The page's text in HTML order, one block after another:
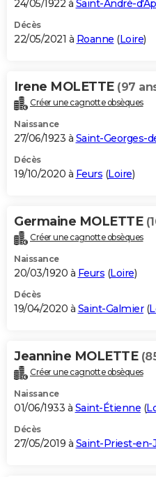
24/05/1922 à Saint-André-
Décès
22/05/2021 à Roanne (Loire)
Irene MOLETTE (97
Créer une cagnotte obsèques
Naissance
27/06/1923 à Saint-Georges-
Décès
19/10/2020 à Feurs (Loire)
Germaine MOLETTE
Créer une cagnotte obsèques
Naissance
20/03/1920 à Feurs (Loire)
Décès
19/04/2020 à Saint-Galmier(
Jeannine MOLETTE
Créer une cagnotte obsèques
Naissance
01/06/1933 à Saint-Étienne (
Décès
27/05/2019 à Saint-Priest-en-